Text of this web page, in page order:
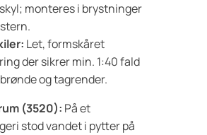
monteres i brystninger
Let, formskåret
der sikrer min. 1:40 fald
og tagrender.
(3520): På et
stod vandet i pytter på